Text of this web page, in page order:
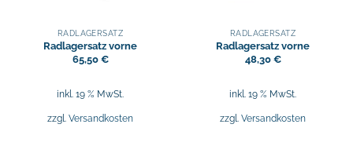
RADLAGERSATZ
Radlagersatz vorne
65,50 €
inkl. 19 % MwSt.
zzgl. Versandkosten
RADLAGERSATZ
Radlagersatz vorne
48,30 €
inkl. 19 % MwSt.
zzgl. Versandkosten